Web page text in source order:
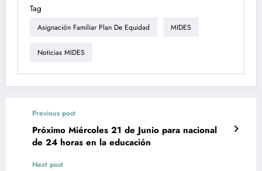
Tag
Asignación Familiar Plan De Equidad MIDES
Noticias MIDES
Previous post
Próximo Miércoles 21 de Junio para nacional
de 24 horas en la educación
Next post